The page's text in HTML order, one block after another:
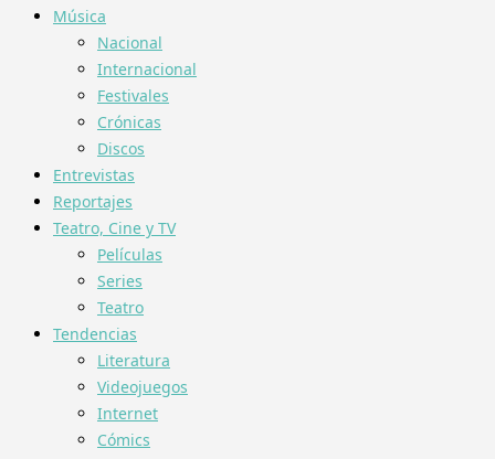
Música
Nacional
Internacional
Festivales
Crónicas
Discos
Entrevistas
Reportajes
Teatro, Cine y TV
Películas
Series
Teatro
Tendencias
Literatura
Videojuegos
Internet
Cómics